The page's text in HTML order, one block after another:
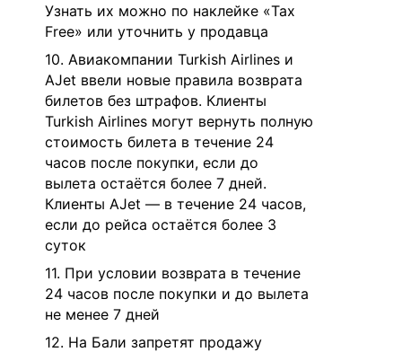
Узнать их можно по наклейке «Tax
Free» или уточнить у продавца
10. Авиакомпании Turkish Airlines и
AJet ввели новые правила возврата
билетов без штрафов. Клиенты
Turkish Airlines могут вернуть полную
стоимость билета в течение 24
часов после покупки, если до
вылета остаётся более 7 дней.
Клиенты AJet — в течение 24 часов,
если до рейса остаётся более 3
суток
11. При условии возврата в течение
24 часов после покупки и до вылета
не менее 7 дней
12. На Бали запретят продажу